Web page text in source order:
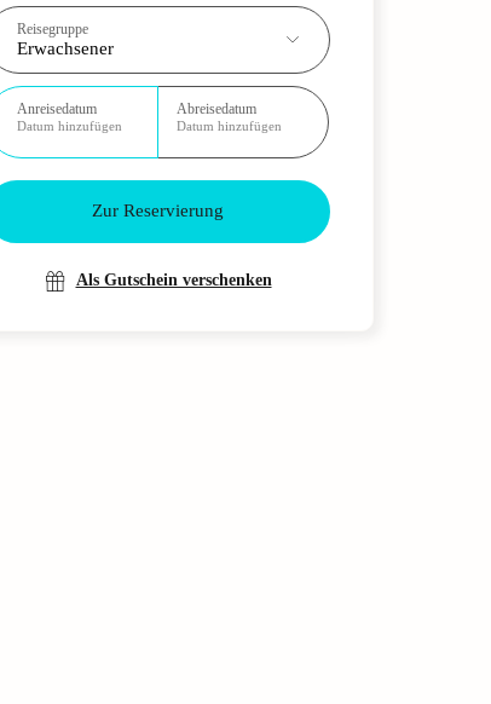
Reisegruppe
Erwachsener
Anreisedatum
Datum hinzufügen
Abreisedatum
Datum hinzufügen
Zur Reservierung
Als Gutschein verschenken